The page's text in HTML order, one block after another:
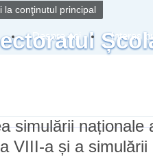
la conţinutul principal
Despre noi Interes
simulării naționale
VIII-a și a simulării